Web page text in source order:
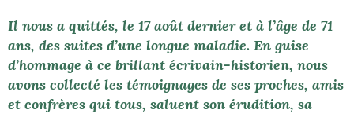
Il nous a quittés, le 17 août dernier et à l’âge de 71
ans, des suites d’une longue maladie. En guise
d’hommage à ce brillant écrivain-historien, nous
avons collecté les témoignages de ses proches, amis
et confrères qui tous, saluent son érudition, sa